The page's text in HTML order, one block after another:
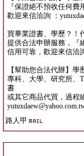
『保證絕不預收任何
歡迎來信洽詢 ：
買畢業證書、學歷？！
提供合法申辦服務，『
信用可靠，歡迎來信洽
【幫助您合法代辦】
專科、大學、研究所、
書
或其它商品代買，過程
路人甲